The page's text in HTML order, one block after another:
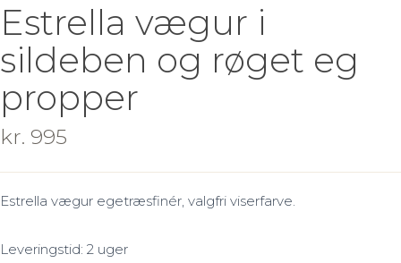
Estrella vægur i
sildeben og røget eg
propper
kr. 995
Estrella vægur egetræsfinér, valgfri viserfarve.
Leveringstid: 2 uger